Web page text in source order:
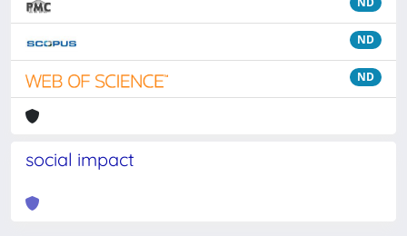
ND
ND
social impact